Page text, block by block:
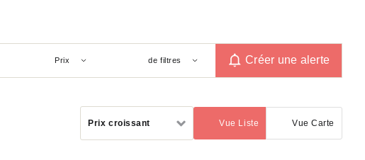
Prix de filtres Créer une alerte
Prix croissant Vue Liste
(activé) Vue Carte